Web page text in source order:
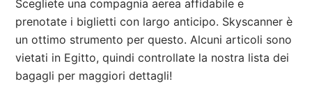
Scegliete una compagnia aerea affidabile e
prenotate i biglietti con largo anticipo. Skyscanner è
un ottimo strumento per questo. Alcuni articoli sono
vietati in Egitto, quindi controllate la nostra lista dei
bagagli per maggiori dettagli!